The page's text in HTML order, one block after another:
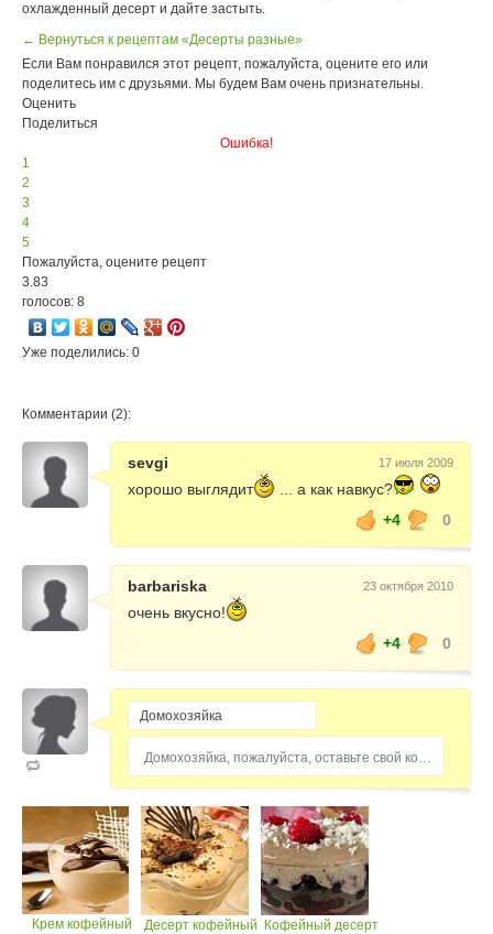
охлажденный десерт и дайте застыть.
← Вернуться к рецептам «Десерты разные»
Если Вам понравился этот рецепт, пожалуйста, оцените его или
поделитесь им с друзьями. Мы будем Вам очень признательны.
Оценить
Поделиться
Ошибка!
1
2
3
4
5
Пожалуйста, оцените рецепт
3.83
голосов: 8
Уже поделились: 0
Комментарии (2):
sevgi 17 июля 2009
хорошо выглядит
... а как навкус?
+4
0
barbariska 23 октября 2010
очень вкусно!
+4
0
Домохозяйка, пожалуйста, оставьте свой комментарий...
Крем кофейный
Десерт кофейный Кофейный десерт